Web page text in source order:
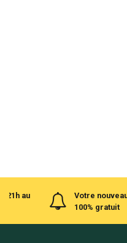
21h au
Votre
100% gratuit